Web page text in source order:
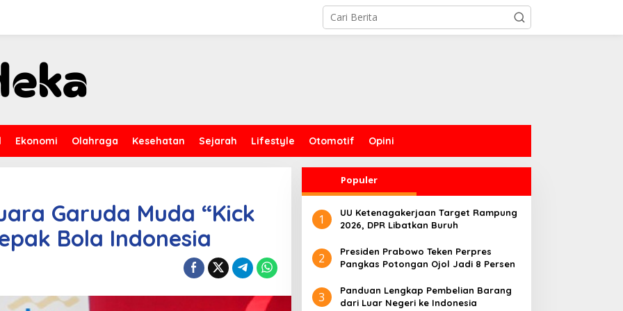
Ekonomi Olahraga Kesehatan Sejarah Lifestyle Otomotif Opini
Garuda Muda “Kick
Bola Indonesia
Populer
1
UU Ketenagakerjaan Target Rampung
2026, DPR Libatkan Buruh
2
Presiden Prabowo Teken Perpres
Pangkas Potongan Ojol Jadi 8 Persen
3
Panduan Lengkap Pembelian Barang
dari Luar Negeri ke Indonesia